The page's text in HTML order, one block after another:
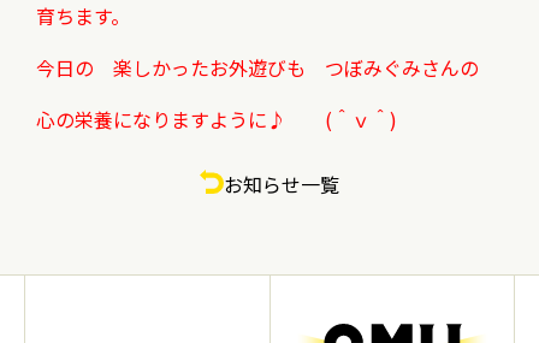
育ちます。
今日の 楽しかったお外遊びも つぼみぐみさんの
心の栄養になりますように♪ (＾ｖ＾)
お知らせ一覧